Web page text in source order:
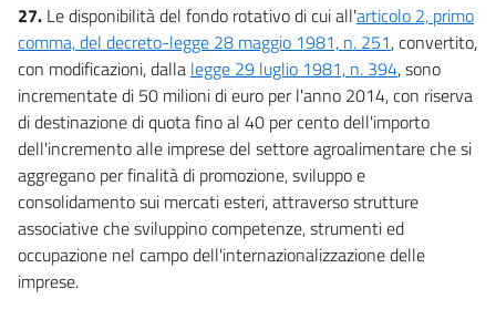
27. Le disponibilità del fondo rotativo di cui all'articolo 2, primo
comma, del decreto-legge 28 maggio 1981, n. 251, convertito,
con modificazioni, dalla legge 29 luglio 1981, n. 394, sono
incrementate di 50 milioni di euro per l'anno 2014, con riserva
di destinazione di quota fino al 40 per cento dell'importo
dell'incremento alle imprese del settore agroalimentare che si
aggregano per finalità di promozione, sviluppo e
consolidamento sui mercati esteri, attraverso strutture
associative che sviluppino competenze, strumenti ed
occupazione nel campo dell'internazionalizzazione delle
imprese.